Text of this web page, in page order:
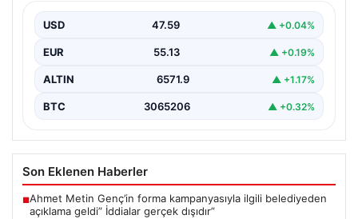
USD 47.59 ▲ +0.04%
EUR 55.13 ▲ +0.19%
ALTIN 6571.9 ▲ +1.17%
BTC 3065206 ▲ +0.32%
Son Eklenen Haberler
■Ahmet Metin Genç’in forma kampanyasıyla ilgili belediyeden
açıklama geldi” İddialar gerçek dışıdır”